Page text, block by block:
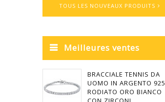
TOUS LES NOUVEAUX PRODUITS
Meilleures ventes
BRACCIALE TENNIS DA
UOMO IN ARGENTO 925
RODIATO ORO BIANCO